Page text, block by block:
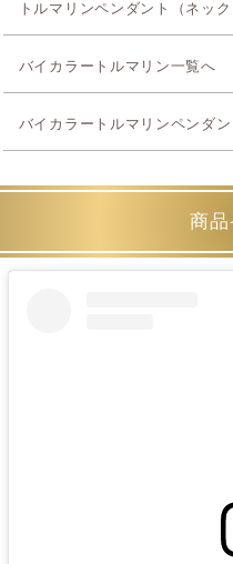
トルマリンペンダント（ネッ
バイカラートルマリン一覧へ
バイカラートルマリンペンダ
商品